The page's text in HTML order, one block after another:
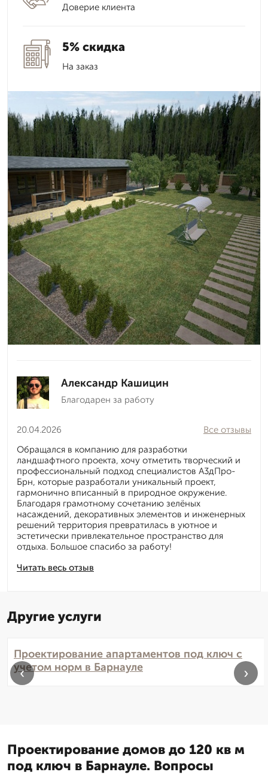
Доверие клиента
5% скидка
На заказ
Александр Кашицин
Благодарен за работу
20.04.2026
Читать весь отзыв
Все отзывы
Обращался в компанию для разработки
ландшафтного проекта, хочу отметить творческий и
профессиональный подход специалистов А3дПро-
Брн, которые разработали уникальный проект,
гармонично вписанный в природное окружение.
Благодаря грамотному сочетанию зелёных
насаждений, декоративных элементов и инженерных
решений территория превратилась в уютное и
эстетически привлекательное пространство для
отдыха. Большое спасибо за работу!
Другие услуги
Проектирование апартаментов под ключ с
учетом норм в Барнауле
‹ ›
Проектирование домов до 120 кв м
под ключ в Барнауле. Вопросы